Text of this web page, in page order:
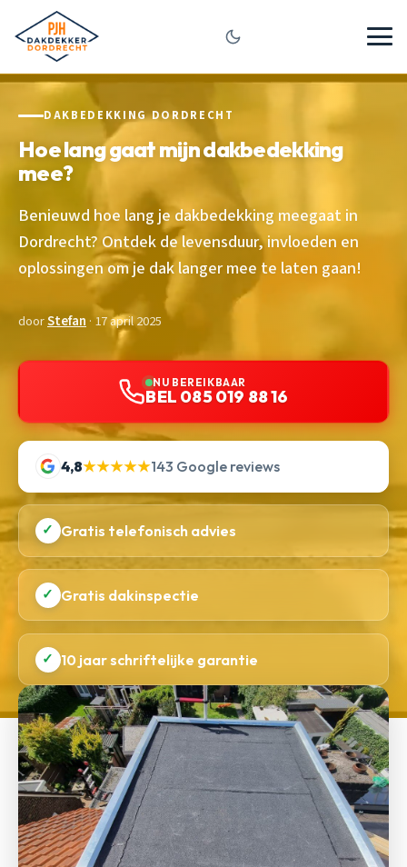
DAKBEDEKKING DORDRECHT
Hoe lang gaat mijn dakbedekking
mee?
Benieuwd hoe lang je dakbedekking meegaat in
Dordrecht? Ontdek de levensduur, invloeden en
oplossingen om je dak langer mee te laten gaan!
doorStefan · 17 april 2025
NU BEREIKBAAR
BEL 085 019 88 16
4,8★★★★★143 Google reviews
✓ Gratis telefonisch advies
✓ Gratis dakinspectie
✓ 10 jaar schriftelijke garantie